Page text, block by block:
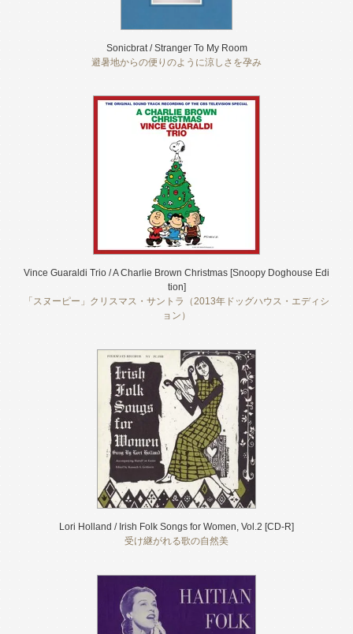
Sonicbrat / Stranger To My Room
避暑地からの便りのように涼しさを孕み
Vince Guaraldi Trio / A Charlie Brown Christmas [Snoopy Doghouse Edi
tion]
「スヌーピー」クリスマス・サントラ（2013年ドッグハウス・エディシ
ョン）
Lori Holland / Irish Folk Songs for Women, Vol.2 [CD-R]
受け継がれる歌の自然美